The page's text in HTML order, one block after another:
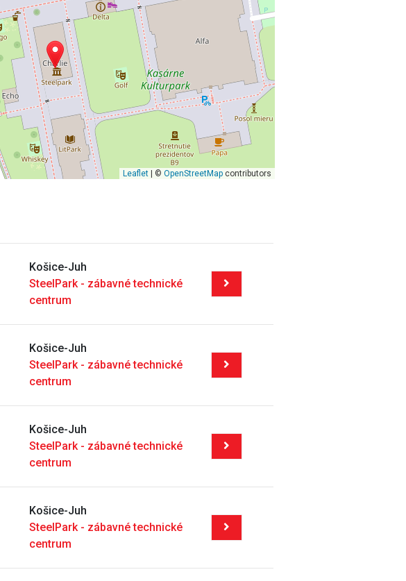
Leaflet| © OpenStreetMapcontributors
Košice-Juh
SteelPark - zábavné technické
centrum
Košice-Juh
SteelPark - zábavné technické
centrum
Košice-Juh
SteelPark - zábavné technické
centrum
Košice-Juh
SteelPark - zábavné technické
centrum